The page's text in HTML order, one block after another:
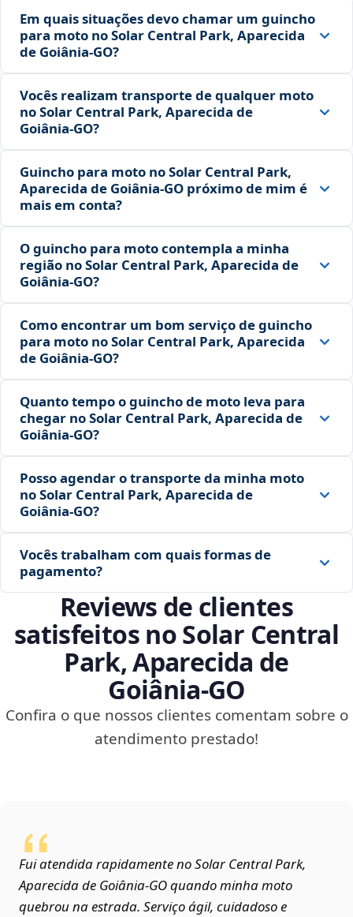
Em quais situações devo chamar um guincho
para moto no Solar Central Park, Aparecida
de Goiânia‑GO?
Vocês realizam transporte de qualquer moto
no Solar Central Park, Aparecida de
Goiânia‑GO?
Guincho para moto no Solar Central Park,
Aparecida de Goiânia‑GO próximo de mim é
mais em conta?
O guincho para moto contempla a minha
região no Solar Central Park, Aparecida de
Goiânia‑GO?
Como encontrar um bom serviço de guincho
para moto no Solar Central Park, Aparecida
de Goiânia‑GO?
Quanto tempo o guincho de moto leva para
chegar no Solar Central Park, Aparecida de
Goiânia‑GO?
Posso agendar o transporte da minha moto
no Solar Central Park, Aparecida de
Goiânia‑GO?
Vocês trabalham com quais formas de
pagamento?
Reviews de clientes
satisfeitos no Solar Central
Park, Aparecida de
Goiânia‑GO
Confira o que nossos clientes comentam sobre o
atendimento prestado!
Fui atendida rapidamente no Solar Central Park,
Aparecida de Goiânia‑GO quando minha moto
quebrou na estrada. Serviço ágil, cuidadoso e